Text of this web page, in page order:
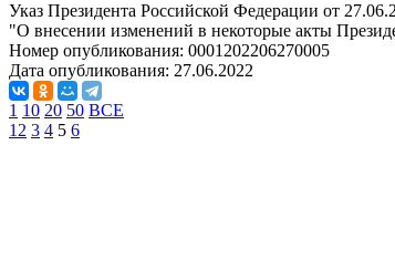
Указ Президента Российской Федерации от
"О внесении изменений в некоторые акты
Номер опубликования: 0001202206270005
Дата опубликования: 27.06.2022
1 10 20 50 ВСЕ
1 2 3 4 5 6